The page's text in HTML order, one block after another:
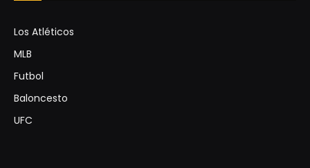
Los Atléticos
MLB
Futbol
Baloncesto
UFC